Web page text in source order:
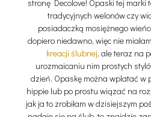
stronę Decolove! Opaski tej
tradycyjnych welonów czy
posiadaczką mosiężnego
dopiero niedawno, więc nie
kreacji ślubnej, ale teraz na
urozmaicaniu nim prostych
dzień. Opaskę można wplatać w
hippie lub po prostu wiązać na
jak ja to zrobiłam w dzisiejszym